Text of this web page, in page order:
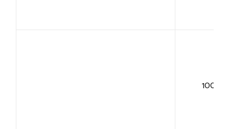
100+